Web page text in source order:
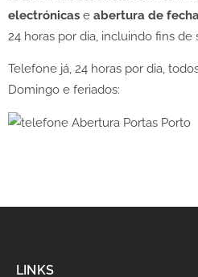
electrónicas e abertura de
24 horas por dia, incluindo fins de
Telefone já, 24 horas por dia,
Domingo e feriados:
LINKS